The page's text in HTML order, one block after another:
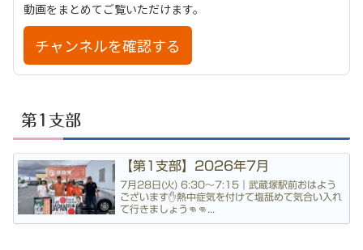
動画をまとめてご覧いただけます。
チャンネルを確認する
第1支部
【第1支部】2026年7月
7月28日(火) 6:30〜7:15｜武蔵塚駅前おはよう
ございます✋熱中症気を付けて塩舐めて気合い入れ
て行きましょう👊👊...